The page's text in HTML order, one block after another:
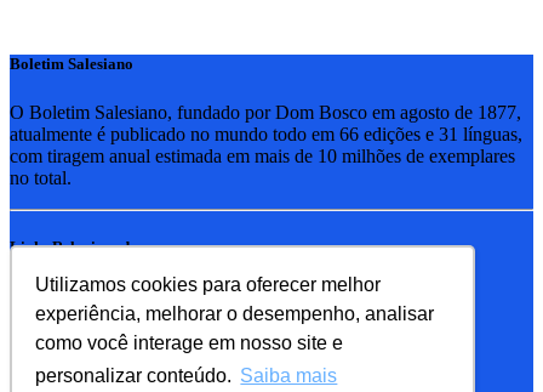
Utilizamos cookies para oferecer melhor
experiência, melhorar o desempenho, analisar
como você interage em nosso site e
personalizar conteúdo. Saiba mais
Boletim Salesiano
O Boletim Salesiano, fundado por Dom Bosco em agosto de 1877,
atualmente é publicado no mundo todo em 66 edições e 31 línguas,
com tiragem anual estimada em mais de 10 milhões de exemplares
no total.
Links Relacionados
RSB - Rede Salesiana Brasil
EDEBE - Editora
UPV - União pela Vida
Familia Salesiana